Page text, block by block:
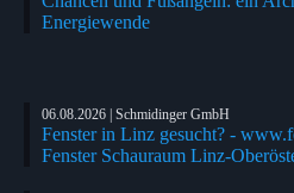
Energiewende
06.08.2026 | Schmidinger GmbH
Fenster in Linz gesucht? -
Fenster Schauraum Linz-